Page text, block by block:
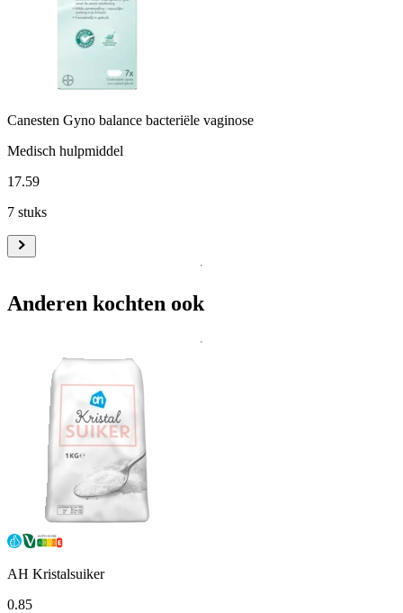
Canesten Gyno balance bacteriële vaginose
Medisch hulpmiddel
17.59
7 stuks
Anderen kochten ook
AH Kristalsuiker
0.85